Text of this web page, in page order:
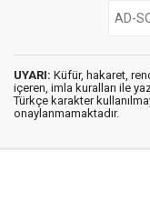
UYARI: Küfür, hakaret,
içeren, imla kuralları ile
Türkçe karakter
onaylanmamaktadır.